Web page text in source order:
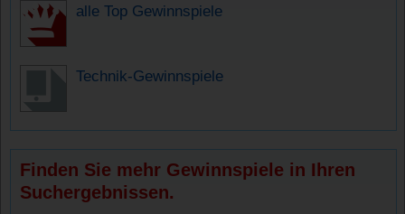
alle Top Gewinnspiele
Technik-Gewinnspiele
Finden Sie mehr Gewinnspiele in Ihren
Suchergebnissen.